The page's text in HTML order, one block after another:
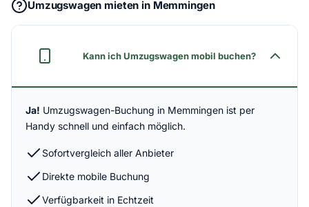
Umzugswagen mieten in Memmingen
Kann ich Umzugswagen mobil buchen?
Ja! Umzugswagen-Buchung in Memmingen ist per
Handy schnell und einfach möglich.
Sofortvergleich aller Anbieter
Direkte mobile Buchung
Verfügbarkeit in Echtzeit